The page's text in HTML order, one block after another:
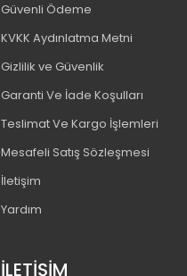
Güvenli Ödeme
KVKK Aydınlatma Metni
Gizlilik ve Güvenlik
Garanti Ve İade Koşulları
Teslimat Ve Kargo İşlemleri
Mesafeli Satış Sözleşmesi
İletişim
Yardım
İLETİŞİM